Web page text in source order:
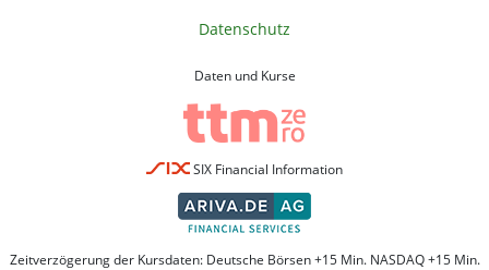
Datenschutz
Daten und Kurse
SIX Financial Information
Zeitverzögerung der Kursdaten: Deutsche Börsen +15 Min. NASDAQ +15 Min.